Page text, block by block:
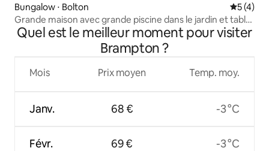
Bungalow ⋅ Bolton
5 (4)
Grande maison avec grande piscine dans le jardin et table
de billard
Quel est le meilleur moment pour visiter
Brampton ?
Mois
Janv.
Févr.
Prix moyen
68 €
69 €
Temp. moy.
-3 °C
-3 °C